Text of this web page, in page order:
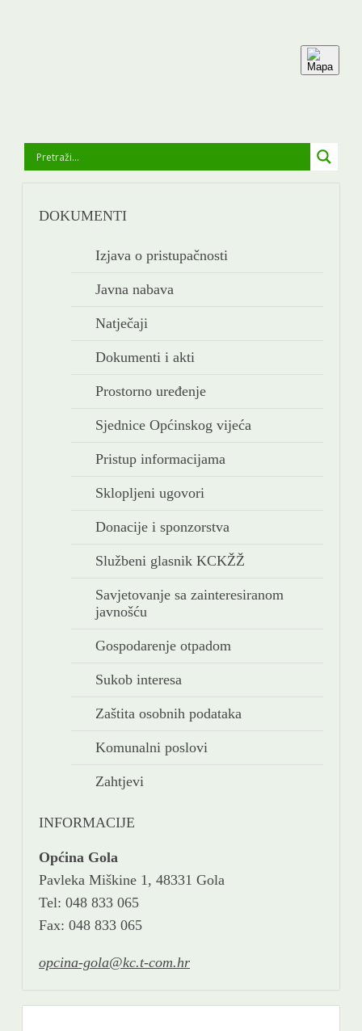
KONTAKT
NOVOSTI
DOKUMENTI
Izjava o pristupačnosti
Javna nabava
Natječaji
Dokumenti i akti
Prostorno uređenje
Sjednice Općinskog vijeća
Pristup informacijama
Sklopljeni ugovori
Donacije i sponzorstva
Službeni glasnik KCKŽŽ
Savjetovanje sa zainteresiranom
javnošću
Gospodarenje otpadom
Sukob interesa
Zaštita osobnih podataka
Komunalni poslovi
Zahtjevi
INFORMACIJE
Općina Gola
Pavleka Miškine 1, 48331 Gola
Tel: 048 833 065
Fax: 048 833 065
opcina-gola@kc.t-com.hr